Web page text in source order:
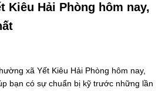
Kiêu Hải Phòng hôm nay,
xã Yết Kiêu Hải Phòng hôm nay,
bạn có sự chuẩn bị kỹ trước những lần